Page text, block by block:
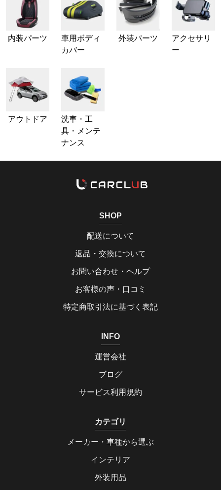
内装パーツ
車用ボディ
カバー
外装パーツ
アクセサリ
ー
アウトドア
洗車・工
具・メンテ
ナンス
SHOP
配送について
返品・交換について
お問い合わせ・ヘルプ
お客様の声・口コミ
特定商取引法に基づく表記
INFO
運営会社
ブログ
サービス利用規約
カテゴリ
メーカー・車種から選ぶ
インテリア
外装用品